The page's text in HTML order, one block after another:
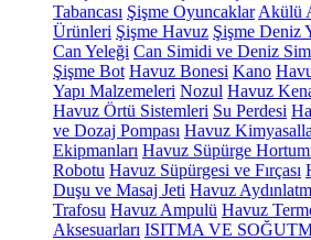
Tabancası Şişme Oyuncaklar Akülü
Ürünleri Şişme Havuz Şişme Deniz
Can Yeleği Can Simidi ve Deniz
Şişme Bot Havuz Bonesi Kano
Yapı Malzemeleri Nozul Havuz
Havuz Örtü Sistemleri Su Perdesi
ve Dozaj Pompası Havuz
Ekipmanları Havuz Süpürge
Robotu Havuz Süpürgesi ve Fırçası
Duşu ve Masaj Jeti Havuz
Trafosu Havuz Ampulü Havuz
Aksesuarları ISITMA VE